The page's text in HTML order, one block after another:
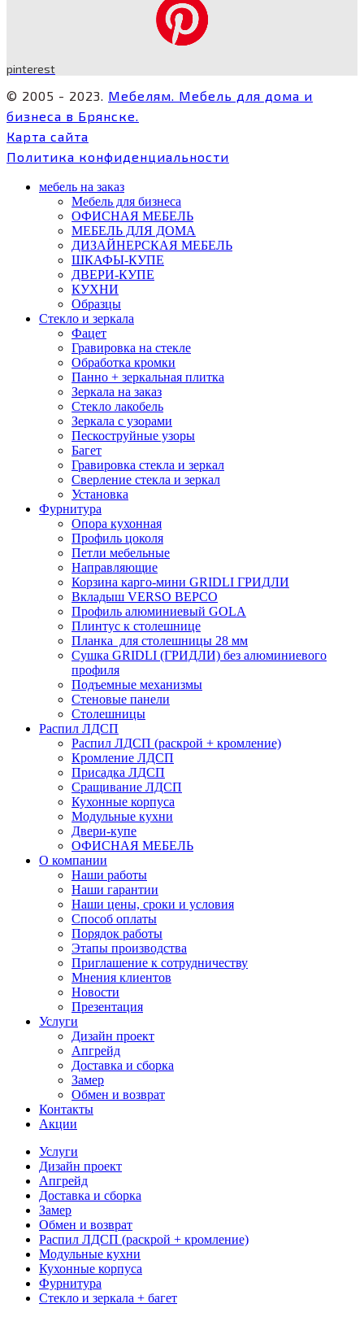
pinterest
© 2005 - 2023. Мебелям. Мебель для дома и
бизнеса в Брянске.
Карта сайта
Политика конфиденциальности
мебель на заказ
Мебель для бизнеса
ОФИСНАЯ МЕБЕЛЬ
МЕБЕЛЬ ДЛЯ ДОМА
ДИЗАЙНЕРСКАЯ МЕБЕЛЬ
ШКАФЫ-КУПЕ
ДВЕРИ-КУПЕ
КУХНИ
Образцы
Стекло и зеркала
Фацет
Гравировка на стекле
Обработка кромки
Панно + зеркальная плитка
Зеркала на заказ
Стекло лакобель
Зеркала с узорами
Пескоструйные узоры
Багет
Гравировка стекла и зеркал
Сверление стекла и зеркал
Установка
Фурнитура
Опора кухонная
Профиль цоколя
Петли мебельные
Направляющие
Корзина карго-мини GRIDLI ГРИДЛИ
Вкладыш VERSO ВЕРСО
Профиль алюминиевый GOLA
Плинтус к столешнице
Планка для столешницы 28 мм
Сушка GRIDLI (ГРИДЛИ) без алюминиевого
профиля
Подъемные механизмы
Стеновые панели
Столешницы
Распил ЛДСП
Распил ЛДСП (раскрой + кромление)
Кромление ЛДСП
Присадка ЛДСП
Сращивание ЛДСП
Кухонные корпуса
Модульные кухни
Двери-купе
ОФИСНАЯ МЕБЕЛЬ
О компании
Наши работы
Наши гарантии
Наши цены, сроки и условия
Способ оплаты
Порядок работы
Этапы производства
Приглашение к сотрудничеству
Мнения клиентов
Новости
Презентация
Услуги
Дизайн проект
Апгрейд
Доставка и сборка
Замер
Обмен и возврат
Контакты
Акции
Услуги
Дизайн проект
Апгрейд
Доставка и сборка
Замер
Обмен и возврат
Распил ЛДСП (раскрой + кромление)
Модульные кухни
Кухонные корпуса
Фурнитура
Стекло и зеркала + багет